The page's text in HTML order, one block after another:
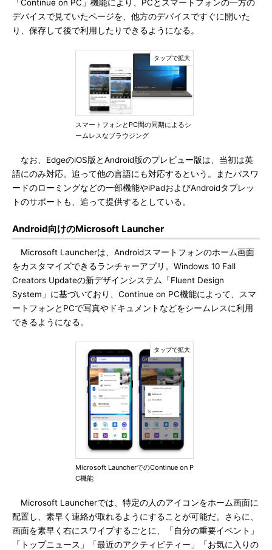
「Continue on PC」機能により、PCとスマートフォンの一方の
デバイスで見ていたページを、他方のデバイスですぐに開いた
り、保存して後で利用したりできるようになる。
スマートフォンとPC間の同期によるシ
ームレスなブラウジング
なお、EdgeのiOS版とAndroid版のプレビュー版は、当初は英
語にのみ対応。追って他の言語にも対応するという。またパスワ
ードのローミングなどの一部機能やiPadおよびAndroidタブレッ
トのサポートも、追って提供するとしている。
Android向けのMicrosoft Launcher
Microsoft Launcherは、Androidスマートフォンのホーム画面
をカスタマイズできるランチャーアプリ。Windows 10 Fall
Creators Updateの新デザインシステム「Fluent Design
System」に基づいており、Continue on PC機能によって、スマ
ートフォンとPCで写真やドキュメントなどをシームレスに利用
できるようになる。
Microsoft LauncherでのContinue on P
C機能
Microsoft Launcherでは、特定の人のアイコンをホーム画面に
配置し、素早く連絡が取れるようにすることが可能だ。さらに、
画面を素早く右にスワイプするごとに、「自分の重要イベント」
「トップニュース」「最近のアクティビティー」「お気に入りの